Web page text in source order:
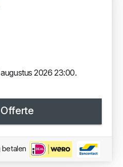
2026 23:00.
Offerte
betalen